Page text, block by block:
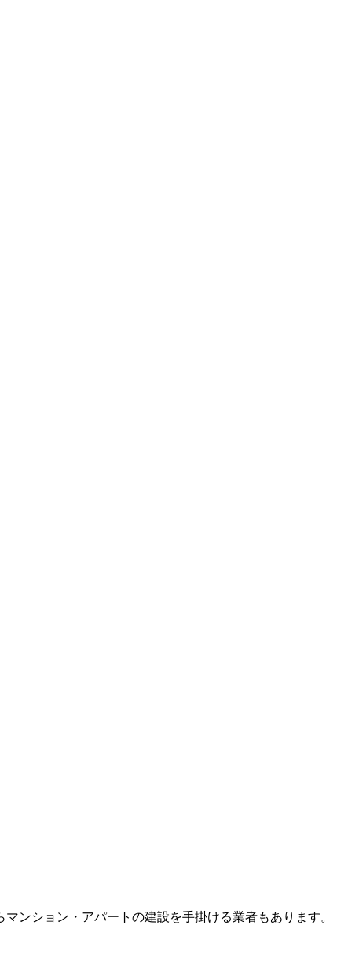
ンション・アパートの建設を手掛ける業者もあります。